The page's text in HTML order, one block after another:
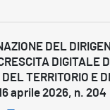
DEL
DIGITALE
DEL TERRITORIO E
16 aprile 2026, n. 204